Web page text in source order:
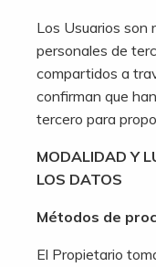
Los Usuarios son
personales de
compartidos a
confirman que
tercero para
MODALIDAD Y
LOS DATOS
Métodos de
El Propietario